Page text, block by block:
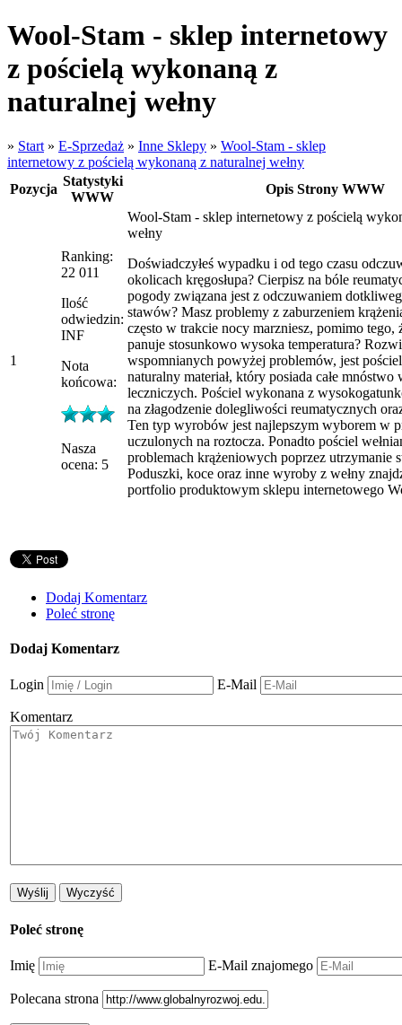
Wool-Stam - sklep internetowy
z pościelą wykonaną z
naturalnej wełny
» Start » E-Sprzedaż » Inne Sklepy » Wool-Stam - sklep
internetowy z pościelą wykonaną z naturalnej wełny
Pozycja
Statystyki
WWW
Opis Strony WWW
1
Ranking:
22 011
Ilość
odwiedzin:
INF
Nota
końcowa:
Nasza
ocena: 5
Wool-Stam - sklep internetowy z pościelą
wełny
Doświadczyłeś wypadku i od tego czasu
okolicach kręgosłupa? Cierpisz na bóle
pogody związana jest z odczuwaniem
stawów? Masz problemy z zaburzeniem
często w trakcie nocy marzniesz, pomimo tego,
panuje stosunkowo wysoka temperatura?
wspomnianych powyżej problemów, jest pościel
naturalny materiał, który posiada całe mnóstwo
leczniczych. Pościel wykonana z
na złagodzenie dolegliwości reumatycznych
Ten typ wyrobów jest najlepszym wyborem w
uczulonych na roztocza. Ponadto pościel
problemach krążeniowych poprzez utrzymanie
Poduszki, koce oraz inne wyroby z wełny
portfolio produktowym sklepu internetowego
Dodaj Komentarz
Poleć stronę
Dodaj Komentarz
Login E-Mail
Komentarz
Poleć stronę
Imię E-Mail znajomego
Polecana strona